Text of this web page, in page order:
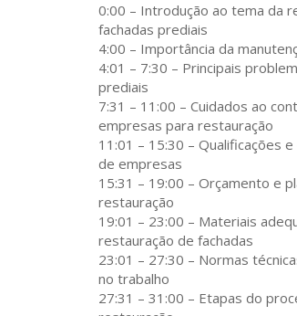
0:00 – Introdução ao tema da
fachadas prediais
4:00 – Importância da
4:01 – 7:30 – Principais
prediais
7:31 – 11:00 – Cuidados ao
empresas para restauração
11:01 – 15:30 – Qualificações
de empresas
15:31 – 19:00 – Orçamento e
restauração
19:01 – 23:00 – Materiais
restauração de fachadas
23:01 – 27:30 – Normas
no trabalho
27:31 – 31:00 – Etapas do